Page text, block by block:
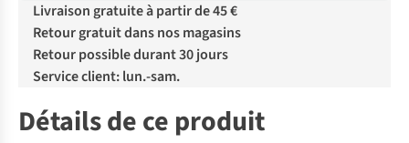
Livraison gratuite à partir de 45 €
Retour gratuit dans nos magasins
Retour possible durant 30 jours
Service client: lun.-sam.
Détails de ce produit